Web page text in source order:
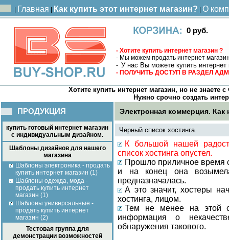
Главная Как купить этот интернет магазин? О
0 руб.
- Хотите купить интернет магазин ?
- Мы можем продать интернет
- У нас Вы можете купить интернет
- ПОЛУЧИТЬ ДОСТУП В РАЗДЕЛ
Хотите купить интернет магазин, но не знаете
Нужно срочно создать
ПРОДУКЦИЯ
купить готовый интернет магазин
с индивидуальным дизайном.
Шаблоны дизайнов для нашего
магазина
Шаблоны электроника - продать
купить интернет магазин (1)
Шаблоны одежда, мода -
продать купить интернет
магазин (1)
Шаблоны универсальные -
продать купить интернет
магазин (2)
Тестовая группа для
демонстрации возможностей
Электронная коммерция. Как
Черный список хостинга.
К большой нашей
список хостинга опустел.
Прошло приличное время
и на конец она
предназначалась.
А это значит, хостеры
хостинга, лицом.
Тем не менее на этой
информация о
обнаружения такового.